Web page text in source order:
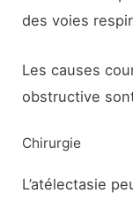
des voies
Les causes
obstructive
Chirurgie
L’atélectasie